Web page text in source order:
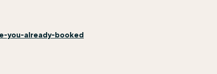
you-already-booked